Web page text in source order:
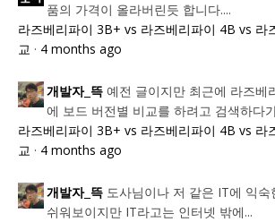
품의 가격이 올라버린듯 합니다....
라즈베리파이 3B+ vs 라즈베리파이 4B vs 라
교 · 4 months ago
개발자_뜩 예전 글이지만 최근에 라즈베
에 보드 버전별 비교를 하려고 검색하다
라즈베리파이 3B+ vs 라즈베리파이 4B vs 라
교 · 4 months ago
개발자_뜩 도사님이나 저 같은 IT에 익
쉬워보이지만 IT라고는 인터넷 밖에...